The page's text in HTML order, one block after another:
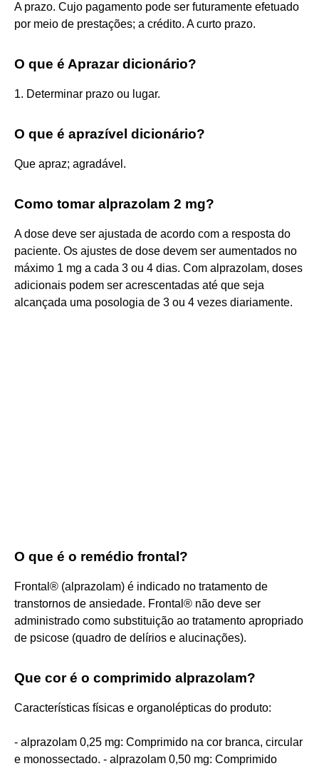
A prazo. Cujo pagamento pode ser futuramente efetuado
por meio de prestações; a crédito. A curto prazo.
O que é Aprazar dicionário?
1. Determinar prazo ou lugar.
O que é aprazível dicionário?
Que apraz; agradável.
Como tomar alprazolam 2 mg?
A dose deve ser ajustada de acordo com a resposta do
paciente. Os ajustes de dose devem ser aumentados no
máximo 1 mg a cada 3 ou 4 dias. Com alprazolam, doses
adicionais podem ser acrescentadas até que seja
alcançada uma posologia de 3 ou 4 vezes diariamente.
O que é o remédio frontal?
Frontal® (alprazolam) é indicado no tratamento de
transtornos de ansiedade. Frontal® não deve ser
administrado como substituição ao tratamento apropriado
de psicose (quadro de delírios e alucinações).
Que cor é o comprimido alprazolam?
Características físicas e organolépticas do produto:
- alprazolam 0,25 mg: Comprimido na cor branca, circular
e monossectado. - alprazolam 0,50 mg: Comprimido